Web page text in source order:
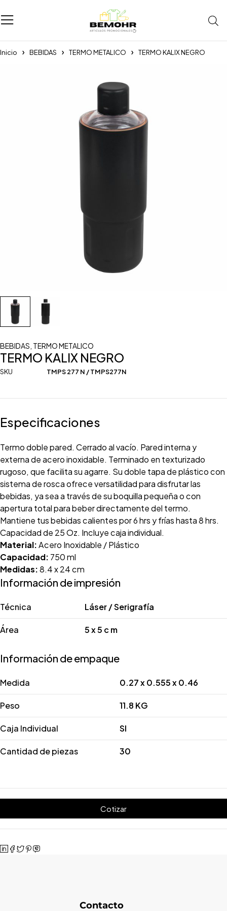
Inicio BEBIDAS TERMO METALICO TERMO KALIX NEGRO
BEBIDAS TERMO METALICO
TERMO KALIX NEGRO
SKU TMPS 277 N / TMPS277N
Especificaciones
Termo doble pared. Cerrado al vacío. Pared interna y
externa de acero inoxidable. Terminado en texturizado
rugoso, que facilita su agarre. Su doble tapa de plástico con
sistema de rosca ofrece versatilidad para disfrutar las
bebidas, ya sea a través de su boquilla pequeña o con
apertura total para beber directamente del termo.
Mantiene tus bebidas calientes por 6 hrs y frías hasta 8 hrs.
Capacidad de 25 Oz. Incluye caja individual.
Material:Acero Inoxidable / Plástico
Capacidad: 750 ml
Medidas:8.4 x 24 cm
Información de impresión
Técnica Láser / Serigrafía
Área 5 x 5 c m
Información de empaque
Medida 0.27 x 0.555 x 0.46
Peso 11.8 KG
Caja Individual SI
Cantidad de piezas 30
Cotizar
Contacto